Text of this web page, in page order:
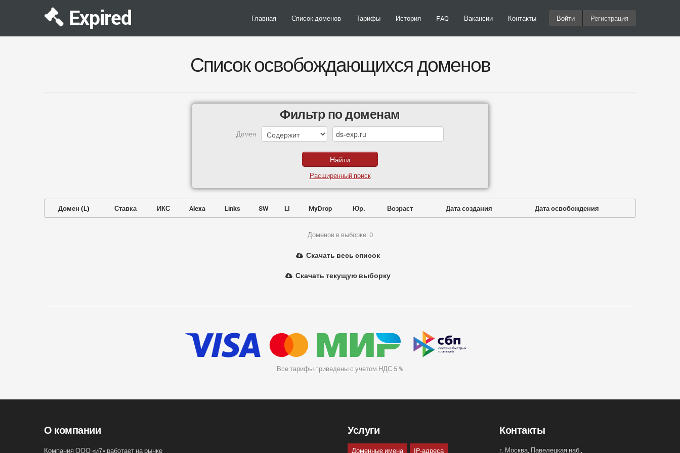
Expired Главная Список доменов Тарифы История FAQ Вакансии Контакты Войти Регистрация
Список освобождающихся доменов
Фильтр по доменам
Домен
Расширенный поиск
Домен (L) Ставка ИКС Alexa Links SW LI MyDrop Юр. Возраст Дата создания Дата освобождения
Доменов в выборке: 0
Скачать весь список
Скачать текущую выборку
Все тарифы приведены с учетом НДС 5 %
О компании
Компания ООО «и7» работает на рынке
Услуги
Доменные имена IP-адреса
Контакты
г. Москва, Павелецкая наб.,